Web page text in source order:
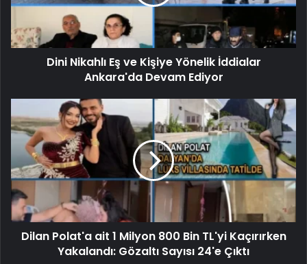
Dini Nikahlı Eş ve Kişiye Yönelik İddialar
Ankara'da Devam Ediyor
Dilan Polat'a ait 1 Milyon 800 Bin TL'yi Kaçırırken
Yakalandı: Gözaltı Sayısı 24'e Çıktı